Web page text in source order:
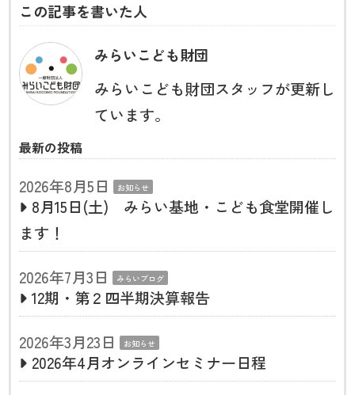
この記事を書いた人
みらいこども財団
みらいこども財団スタッフが更新し
ています。
最新の投稿
2026年8月5日 お知らせ
8月15日(土) みらい基地・こども食堂開催し
ます！
2026年7月3日
みらいブログ
12期・第２四半期決算報告
2026年3月23日
お知らせ
2026年4月オンラインセミナー日程